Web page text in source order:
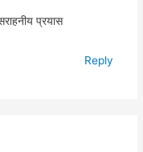
प्रयास
Reply